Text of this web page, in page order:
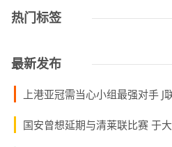
热门标签
最新发布
上港亚冠需当心小组最强对手 J
国安曾想延期与清莱联比赛 于